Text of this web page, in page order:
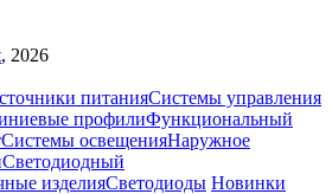
, 2026
питанияСистемы управления
профилиФункциональный
Системы освещенияНаружное
Светодиодный
изделияСветодиоды Новинки